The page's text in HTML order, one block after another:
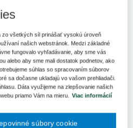
a inštitútov. Okrem otázky prístupu na
je potrebné vyriešiť aj
štátu, v ktorom má byť cudzinec
povinnosť) a otázku pobytu na
na pobyt). Po tom, ako sú vyriešené
zamestnaný, prichádza na rad
pracovnoprávneho vzťahu, ktorého
Tu opäť rozlišujeme dve roviny:
osoba cudzinca predstavuje cudzí
vzťahu (najmä otázka rozhodného
všetkých síl prinášať vysokú úroveň
našich webstránok. Medzi základné
fungovalo vyhľadávanie, aby sme vás
alebo aby sme mali dostatok podnetov, ako
súhlas so spracovaním súborov
sa dočasne ukladajú vo vašom prehliadači.
Dáta využijeme na zlepšovanie našich
priamo Vám na mieru. Viac informácií
súbory cookie